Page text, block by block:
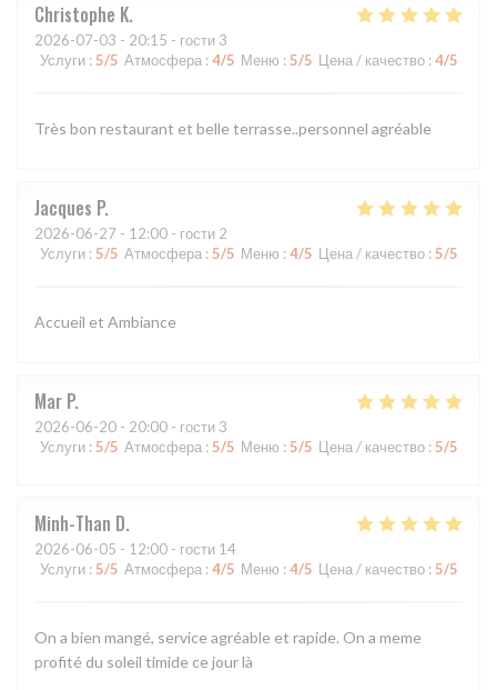
Christophe K
2026-07-03 - 20:15 - гости 3
Услуги : 5/5 Атмосфера : 4/5 Меню : 5/5 Цена / качество : 4/5
Très bon restaurant et belle terrasse..personnel agréable
Jacques P
2026-06-27 - 12:00 - гости 2
Услуги : 5/5 Атмосфера : 5/5 Меню : 4/5 Цена / качество : 5/5
Accueil et Ambiance
Mar P
2026-06-20 - 20:00 - гости 3
Услуги : 5/5 Атмосфера : 5/5 Меню : 5/5 Цена / качество : 5/5
Minh-Than D
2026-06-05 - 12:00 - гости 14
Услуги : 5/5 Атмосфера : 4/5 Меню : 4/5 Цена / качество : 5/5
On a bien mangé, service agréable et rapide. On a meme
profité du soleil timide ce jour là